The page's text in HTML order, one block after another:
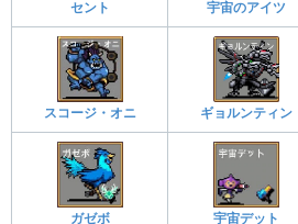
セント 宇宙のアイツ
スコージ・オニ ギョルンティン
ガゼボ 宇宙デット